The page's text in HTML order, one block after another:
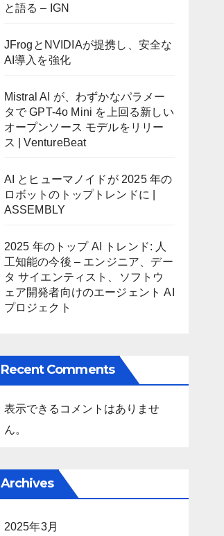
と語る – IGN
JFrogとNVIDIAが提携し、安全な
AI導入を強化
Mistral AI が、わずかなパラメー
タで GPT-4o Mini を上回る新しい
オープンソース モデルをリリー
ス | VentureBeat
AI とヒューマノイドが 2025 年の
ロボットのトップトレンドに |
ASSEMBLY
2025 年のトップ AI トレンド: 人
工知能の今後 – エンジニア、デー
タ サイエンティスト、ソフトウ
ェア開発者向けのエージェント AI
プロジェクト
Recent Comments
表示できるコメントはありませ
ん。
Archives
2025年3月